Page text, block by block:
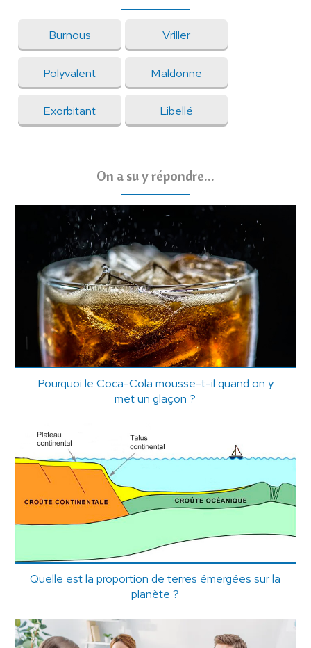
Burnous Vriller
Polyvalent Maldonne
Exorbitant Libellé
On a su y répondre...
Pourquoi le Coca-Cola mousse-t-il quand on y
met un glaçon ?
Quelle est la proportion de terres émergées sur la
planète ?